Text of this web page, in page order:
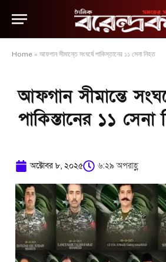
Home » আফগান সীমান্তে সংঘর্ষে পাকিস্তানের ১১ সেনা নিহত
আফগান সীমান্তে
পাকিস্তানের ১১ সেনা
অক্টোবর ৮, ২০২৫ ৬:২৯ অপরাহ্ণ